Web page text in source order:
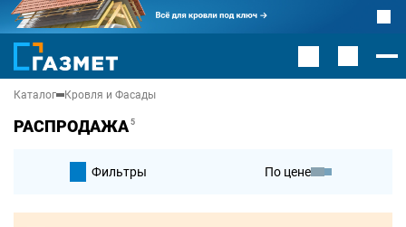
Каталог Кровля и Фасады
РАСПРОДАЖА5
По умолчанию
По цене
Фильтры